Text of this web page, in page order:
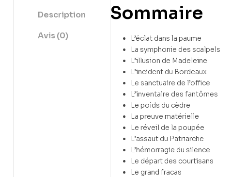
Description
Avis (0)
Sommaire
L’éclat dans la paume
La symphonie des scalpels
L’illusion de Madeleine
L’incident du Bordeaux
Le sanctuaire de l’office
L’inventaire des fantômes
Le poids du cèdre
La preuve matérielle
Le réveil de la poupée
L’assaut du Patriarche
L’hémorragie du silence
Le départ des courtisans
Le grand fracas